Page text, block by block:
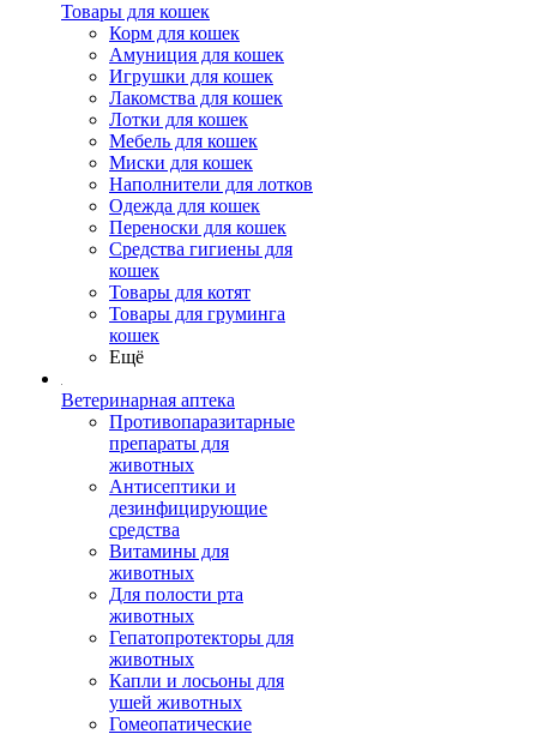
Товары для кошек
Корм для кошек
Амуниция для кошек
Игрушки для кошек
Лакомства для кошек
Лотки для кошек
Мебель для кошек
Миски для кошек
Наполнители для лотков
Одежда для кошек
Переноски для кошек
Средства гигиены для
кошек
Товары для котят
Товары для груминга
кошек
Ещё
Ветеринарная аптека
Противопаразитарные
препараты для
животных
Антисептики и
дезинфицирующие
средства
Витамины для
животных
Для полости рта
животных
Гепатопротекторы для
животных
Капли и лосьоны для
ушей животных
Гомеопатические